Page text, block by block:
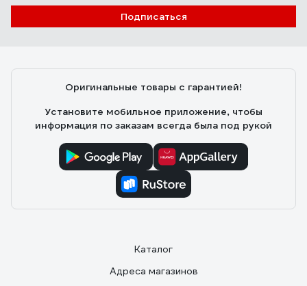
Подписаться
Оригинальные товары с гарантией!
Установите мобильное приложение, чтобы
информация по заказам всегда была под рукой
Каталог
Адреса магазинов